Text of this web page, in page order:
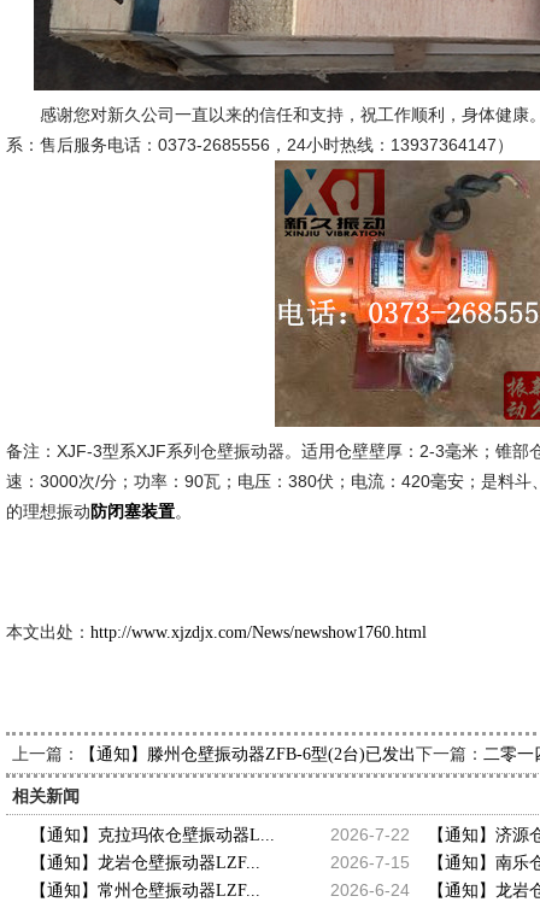
感谢您对新久公司一直以来的信任和支持，祝工作顺利，身体健康
系：售后服务电话：0373-2685556，24小时热线：13937364147）
备注：XJF-3型系XJF系列仓壁振动器。适用仓壁壁厚：2-3毫米；锥部
速：3000次/分；功率：90瓦；电压：380伏；电流：420毫安；是料
的理想振动 防闭塞装置。
本文出处： http://www.xjzdjx.com/News/newshow1760.html
上一篇： 【通知】滕州仓壁振动器ZFB-6型(2台)已发出，请王经理查收
下一篇： 二零一
相关新闻
2026-7-22
【通知】克拉玛依仓壁振动器L... 【通知】济源
2026-7-15
【通知】龙岩仓壁振动器LZF... 【通知】南乐
2026-6-24
【通知】常州仓壁振动器LZF... 【通知】龙岩